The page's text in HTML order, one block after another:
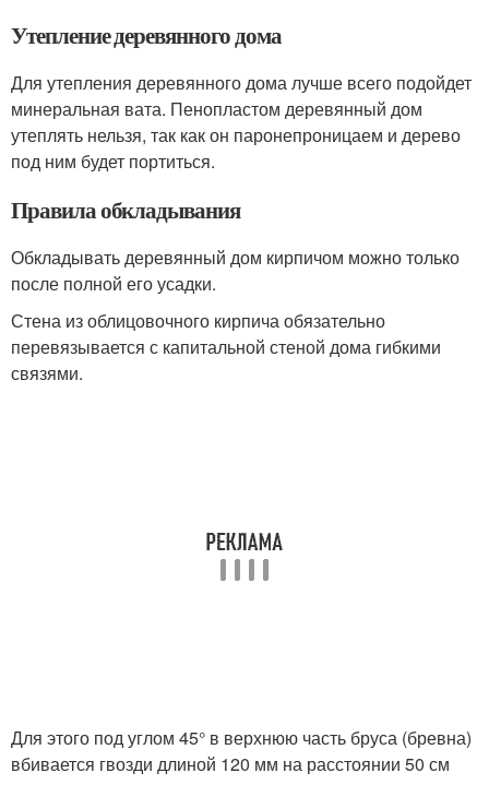
Утепление деревянного дома
Для утепления деревянного дома лучше всего подойдет
минеральная вата. Пенопластом деревянный дом
утеплять нельзя, так как он паронепроницаем и дерево
под ним будет портиться.
Правила обкладывания
Обкладывать деревянный дом кирпичом можно только
после полной его усадки.
Стена из облицовочного кирпича обязательно
перевязывается с капитальной стеной дома гибкими
связями.
Для этого под углом 45° в верхнюю часть бруса (бревна)
вбивается гвозди длиной 120 мм на расстоянии 50 см